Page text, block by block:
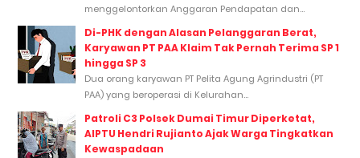
menggelontorkan Anggaran Pendapatan dan...
Di-PHK dengan Alasan Pelanggaran Berat,
Karyawan PT PAA Klaim Tak Pernah Terima SP 1
hingga SP 3
Dua orang karyawan PT Pelita Agung Agrindustri (PT
PAA) yang beroperasi di Kelurahan...
Patroli C3 Polsek Dumai Timur Diperketat,
AIPTU Hendri Rujianto Ajak Warga Tingkatkan
Kewaspadaan